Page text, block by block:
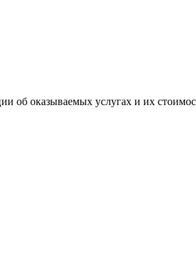
об оказываемых услугах и их